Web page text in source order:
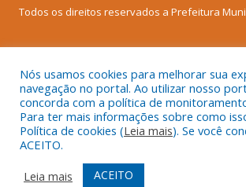
Todos os direitos reservados a Prefeitura
Mapa do Site
Acessar Área
Acessar o Webmail
Nós usamos cookies para melhorar sua
navegação no portal. Ao utilizar nosso
concorda com a política de
Para ter mais informações sobre como
Política de cookies (Leia mais). Se você
ACEITO.
Leia mais
ACEITO